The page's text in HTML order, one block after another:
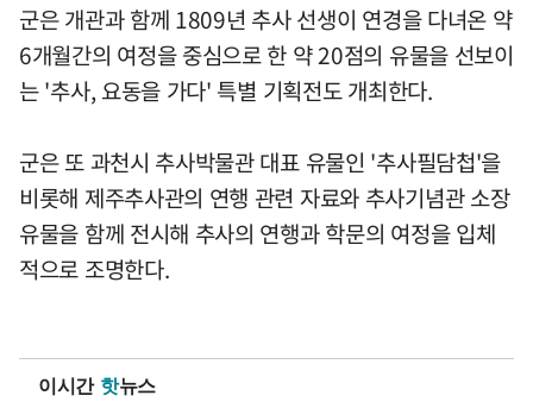
군은 개관과 함께 1809년 추사 선생이 연경을 다녀온 약
6개월간의 여정을 중심으로 한 약 20점의 유물을 선보이
는 '추사, 요동을 가다' 특별 기획전도 개최한다.
군은 또 과천시 추사박물관 대표 유물인 '추사필담첩'을
비롯해 제주추사관의 연행 관련 자료와 추사기념관 소장
유물을 함께 전시해 추사의 연행과 학문의 여정을 입체
적으로 조명한다.
이시간 핫뉴스